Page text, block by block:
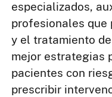
especializados,
profesionales que
y el tratamiento
mejor estrategias
pacientes con
prescribir